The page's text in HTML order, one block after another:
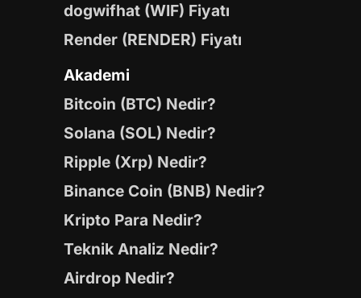
dogwifhat (WIF) Fiyatı
Render (RENDER) Fiyatı
Akademi
Bitcoin (BTC) Nedir?
Solana (SOL) Nedir?
Ripple (Xrp) Nedir?
Binance Coin (BNB) Nedir?
Kripto Para Nedir?
Teknik Analiz Nedir?
Airdrop Nedir?